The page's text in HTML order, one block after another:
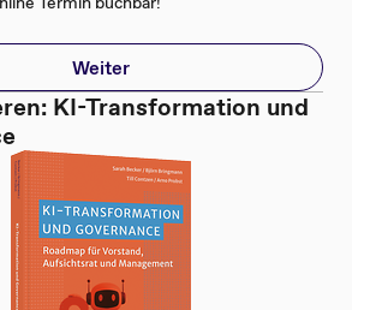
Weiter
KI-Transformation und